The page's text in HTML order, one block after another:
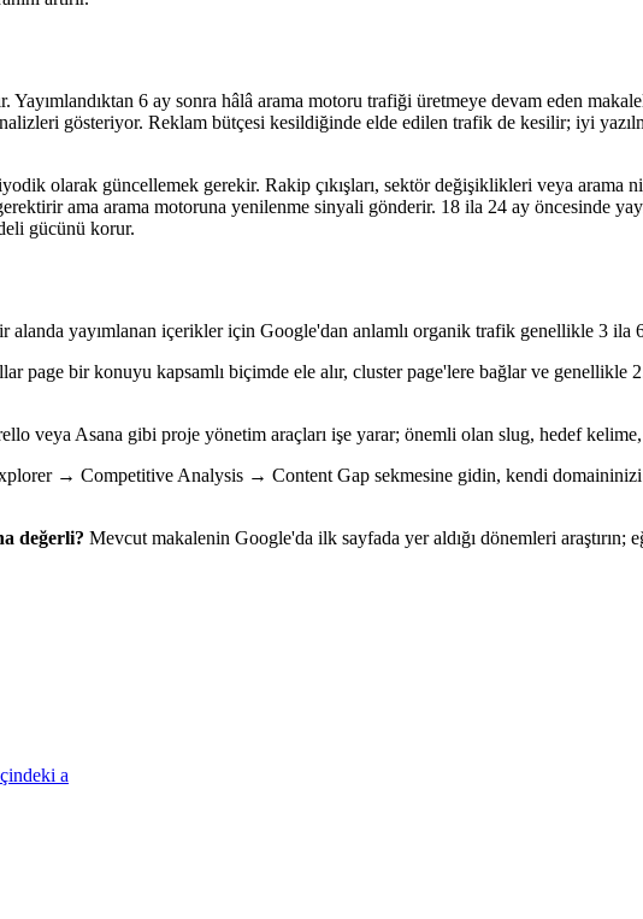
Yayımlandıktan 6 ay sonra hâlâ arama motoru trafiği üretmeye devam eden
gösteriyor. Reklam bütçesi kesildiğinde elde edilen trafik de kesilir; iyi
olarak güncellemek gerekir. Rakip çıkışları, sektör değişiklikleri veya
ama arama motoruna yenilenme sinyali gönderir. 18 ila 24 ay öncesinde
gücünü korur.
alanda yayımlanan içerikler için Google'dan anlamlı organik trafik genellikle 3 ila
page bir konuyu kapsamlı biçimde ele alır, cluster page'lere bağlar ve
veya Asana gibi proje yönetim araçları işe yarar; önemli olan slug, hedef kelime,
→ Competitive Analysis → Content Gap sekmesine gidin, kendi
değerli? Mevcut makalenin Google'da ilk sayfada yer aldığı dönemleri
a